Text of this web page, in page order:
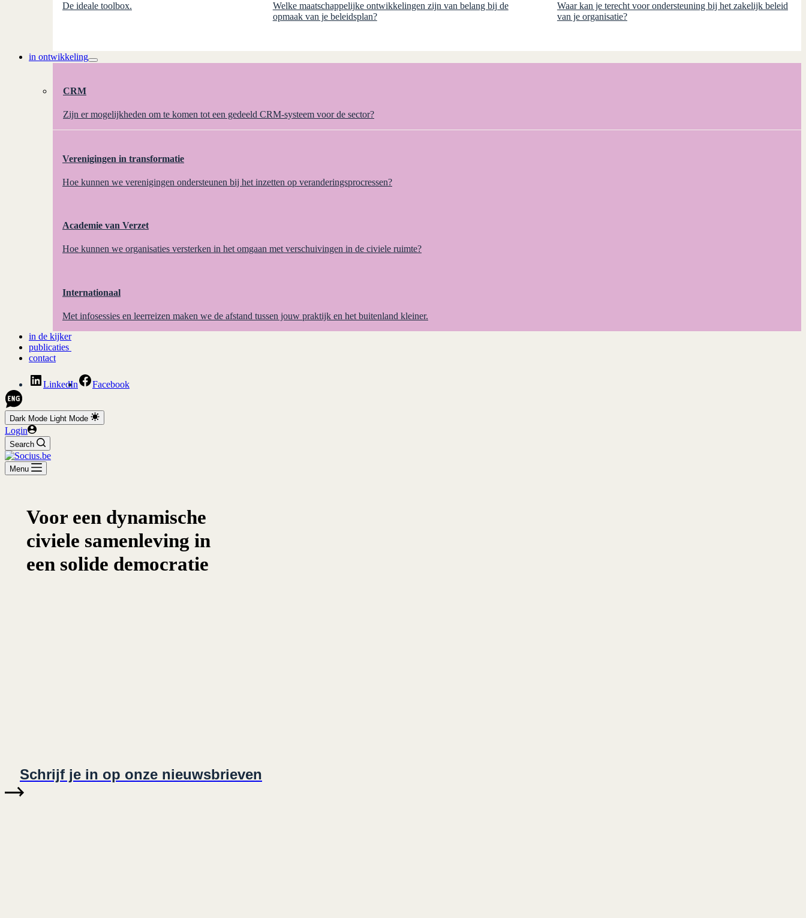
De ideale toolbox.
Welke maatschappelijke ontwikkelingen zijn van belang bij de
opmaak van je beleidsplan?
Waar kan je terecht voor ondersteuning bij het zakelijk beleid
van je organisatie?
in ontwikkeling
CRM
Zijn er mogelijkheden om te komen tot een gedeeld CRM-systeem voor de sector?
Verenigingen in transformatie
Hoe kunnen we verenigingen ondersteunen bij het inzetten op veranderingsprocressen?
Academie van Verzet
Hoe kunnen we organisaties versterken in het omgaan met verschuivingen in de civiele ruimte?
Internationaal
Met infosessies en leerreizen maken we de afstand tussen jouw praktijk en het buitenland kleiner.
in de kijker
publicaties
contact
LinkedIn Facebook
Dark Mode Light Mode
Login
Search
Menu
Voor een dynamische
civiele samenleving in
een solide democratie
Schrijf je in op onze nieuwsbrieven